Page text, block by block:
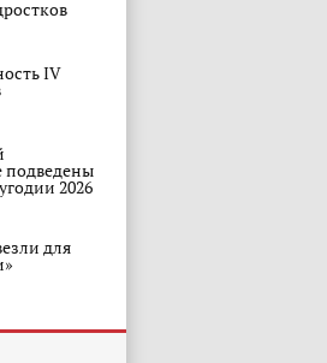
IV
подведены
2026
для
топ-